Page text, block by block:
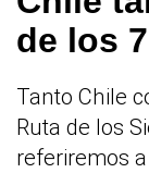
de los
Tanto Chile
Ruta de los
referiremos